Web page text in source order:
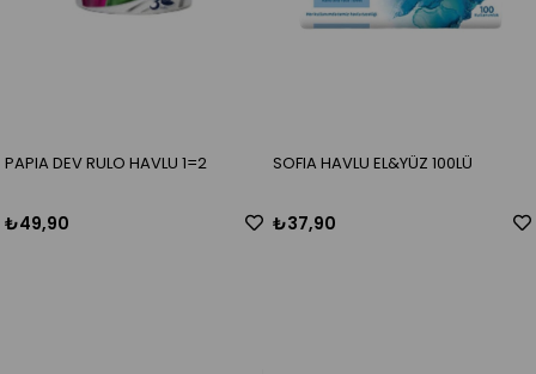
PAPIA DEV RULO HAVLU 1=2
₺49,90
SOFIA HAVLU EL&YÜZ 100LÜ
₺37,90